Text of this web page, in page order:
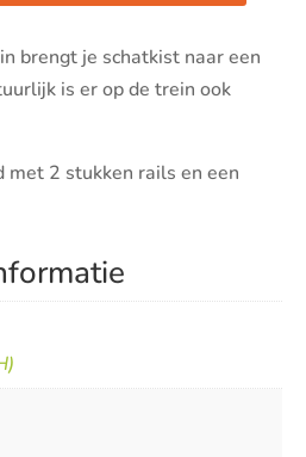
brengt je schatkist naar een
is er op de trein ook
2 stukken rails en een